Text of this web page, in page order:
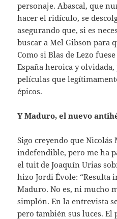
personaje. Abascal, que
hacer el ridículo, se
asegurando que, si es
buscar a Mel Gibson para
Como si Blas de Lezo
España heroica y
películas que
épicos.
Y Maduro, el nuevo
Sigo creyendo que
indefendible, pero me ha
el tuit de Joaquín Urias
hizo Jordi Évole: “Resulta
Maduro. No es, ni mucho
simplón. En la entrevista
pero también sus luces. El